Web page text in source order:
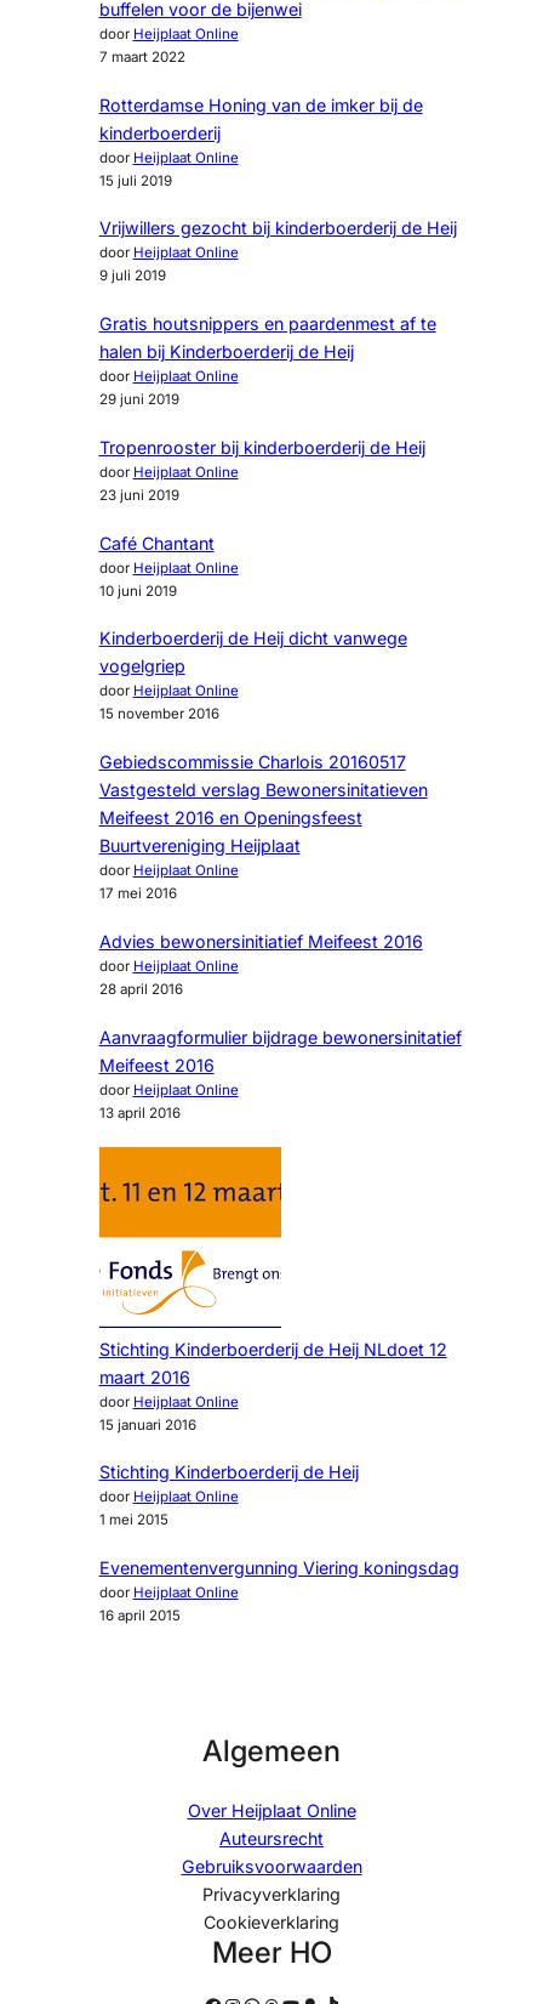
buffelen voor de bijenwei
door Heijplaat Online
7 maart 2022
Rotterdamse Honing van de imker bij de
kinderboerderij
door Heijplaat Online
15 juli 2019
Vrijwillers gezocht bij kinderboerderij de Heij
door Heijplaat Online
9 juli 2019
Gratis houtsnippers en paardenmest af te
halen bij Kinderboerderij de Heij
door Heijplaat Online
29 juni 2019
Tropenrooster bij kinderboerderij de Heij
door Heijplaat Online
23 juni 2019
Café Chantant
door Heijplaat Online
10 juni 2019
Kinderboerderij de Heij dicht vanwege
vogelgriep
door Heijplaat Online
15 november 2016
Gebiedscommissie Charlois 20160517
Vastgesteld verslag Bewonersinitatieven
Meifeest 2016 en Openingsfeest
Buurtvereniging Heijplaat
door Heijplaat Online
17 mei 2016
Advies bewonersinitiatief Meifeest 2016
door Heijplaat Online
28 april 2016
Aanvraagformulier bijdrage bewonersinitatief
Meifeest 2016
door Heijplaat Online
13 april 2016
Stichting Kinderboerderij de Heij NLdoet 12
maart 2016
door Heijplaat Online
15 januari 2016
Stichting Kinderboerderij de Heij
door Heijplaat Online
1 mei 2015
Evenementenvergunning Viering koningsdag
door Heijplaat Online
16 april 2015
Algemeen
Over Heijplaat Online
Auteursrecht
Gebruiksvoorwaarden
Privacyverklaring
Cookieverklaring
Meer HO